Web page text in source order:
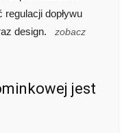
dopływu
design.
zobacz
jest